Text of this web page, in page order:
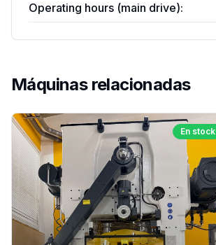
Operating hours (main drive):
Máquinas relacionadas
En stock